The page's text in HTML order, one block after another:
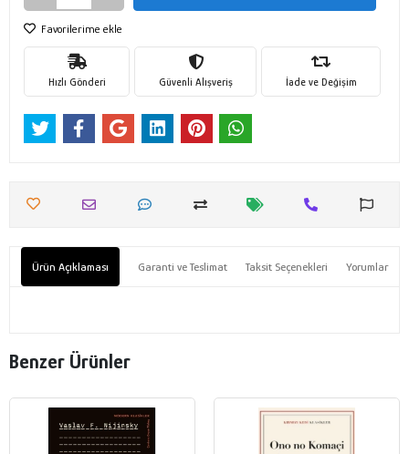
Favorilerime ekle
Hızlı Gönderi Güvenli Alışveriş İade ve Değişim
Ürün Açıklaması Garanti ve Teslimat Taksit Seçenekleri Yorumlar
Benzer Ürünler